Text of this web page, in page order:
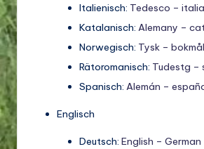
Italienisch: Tedesco –
Katalanisch: Alemany –
Norwegisch: Tysk – bokmål
Rätoromanisch: Tudestg –
Spanisch: Alemán –
Englisch
Deutsch: English – German